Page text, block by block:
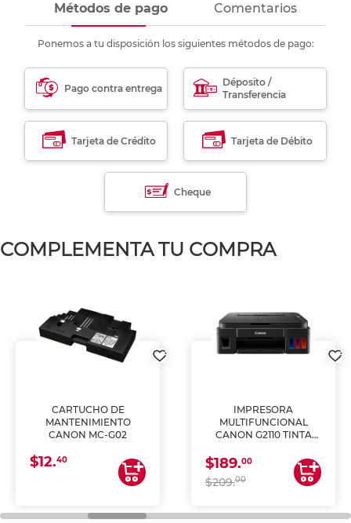
Métodos de pago Comentarios
Ponemos a tu disposición los siguientes métodos de pago:
Pago contra entrega
Déposito /
Transferencia
Tarjeta de Crédito Tarjeta de Débito
Cheque
COMPLEMENTA TU COMPRA
CARTUCHO DE
MANTENIMIENTO
CANON MC-G02
$12.40
IMPRESORA
MULTIFUNCIONAL
CANON G2110 TINTA
$189.00
$209.00